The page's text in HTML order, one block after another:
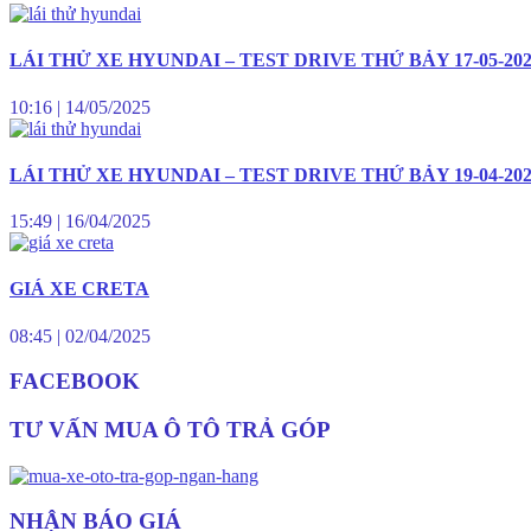
LÁI THỬ XE HYUNDAI – TEST DRIVE THỨ BẢY 17-05-
10:16 | 14/05/2025
LÁI THỬ XE HYUNDAI – TEST DRIVE THỨ BẢY 19-04-
15:49 | 16/04/2025
GIÁ XE CRETA
08:45 | 02/04/2025
FACEBOOK
TƯ VẤN MUA Ô TÔ TRẢ GÓP
NHẬN BÁO GIÁ